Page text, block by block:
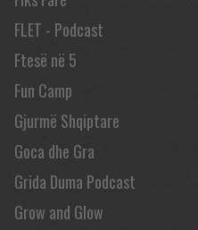
FLET - Podcast
Ftesë në 5
Fun Camp
Gjurmë Shqiptare
Goca dhe Gra
Grida Duma Podcast
Grow and Glow